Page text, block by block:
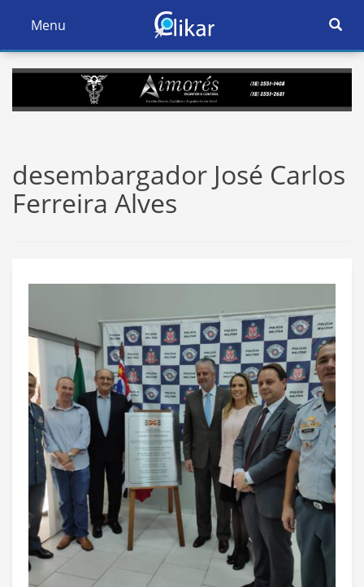
Ativar
Navegação
Menu
Ativar
desembargador José Carlos
Ferreira Alves